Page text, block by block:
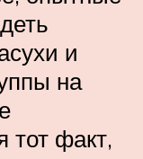
и
на
тот факт,